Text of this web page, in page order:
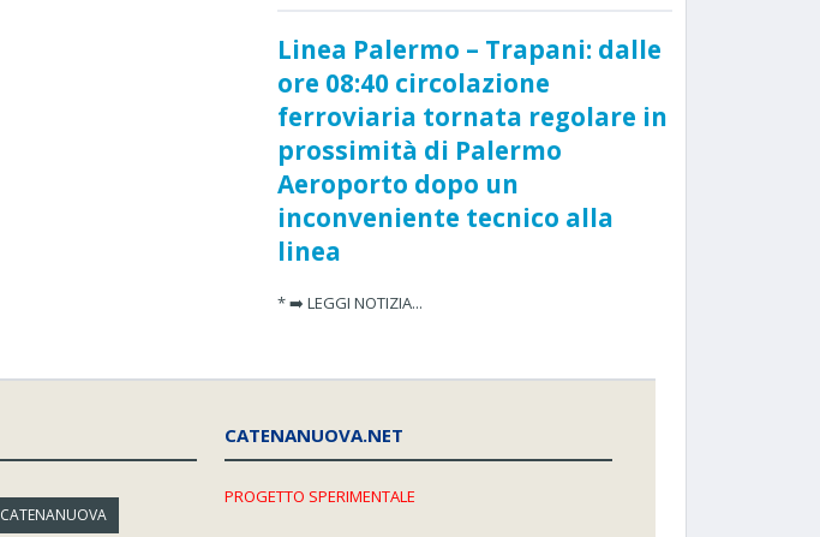
Linea Palermo – Trapani: dalle
ore 08:40 circolazione
ferroviaria tornata regolare in
prossimità di Palermo
Aeroporto dopo un
inconveniente tecnico alla
linea
* ➡️ LEGGI NOTIZIA...
CATENANUOVA
CATENANUOVA.NET
PROGETTO SPERIMENTALE